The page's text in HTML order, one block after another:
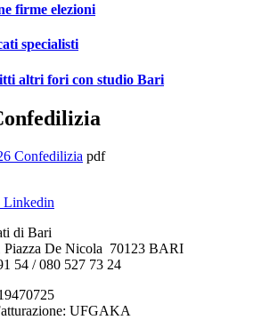
firme elezioni
specialisti
altri fori con studio Bari
Confedilizia pdf
Linkedin
di Bari
Piazza De Nicola 70123 BARI
54 / 080 527 73 24
UFGAKA